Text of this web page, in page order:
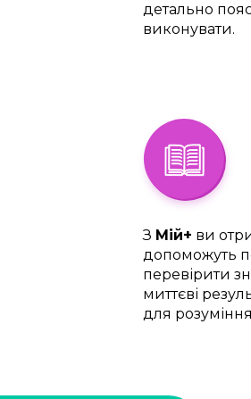
детально
виконувати.
З Мій+ ви
допоможуть
перевірити
миттєві
для